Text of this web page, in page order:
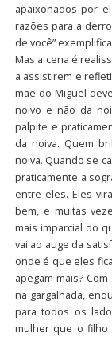
apaixonados por
razões para a
de você”
Mas a cena é
a assistirem e
mãe do Miguel
noivo e não da
palpite e
da noiva. Quem
noiva. Quando se
praticamente a
entre eles. Eles
bem, e muitas
mais imparcial do
vai ao auge da
onde é que eles
apegam mais?
na gargalhada,
para todos os
mulher que o filho